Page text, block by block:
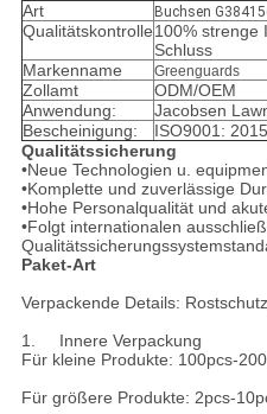
Art
Buchsen
Qualitätskontrolle100% strenge
Schluss
Markenname
Greenguards
Zollamt
ODM/OEM
Anwendung:
Jacobsen
Bescheinigung:
ISO9001: 2015
Qualitätssicherung
•Neue Technologien u.
•Komplette und zuverlässige
•Hohe Personalqualität und
•Folgt internationalen
Paket-Art
Verpackende Details:
1.	Innere Verpackung
Für kleine Produkte: 100pcs-
Für größere Produkte: 2pcs-